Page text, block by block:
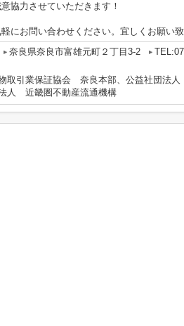
協力させていただきます！
にお問い合わせください。宜しくお願い致
奈良県奈良市富雄元町２丁目3-2
取引業保証協会 奈良本部、公益社団法
人 近畿圏不動産流通機構